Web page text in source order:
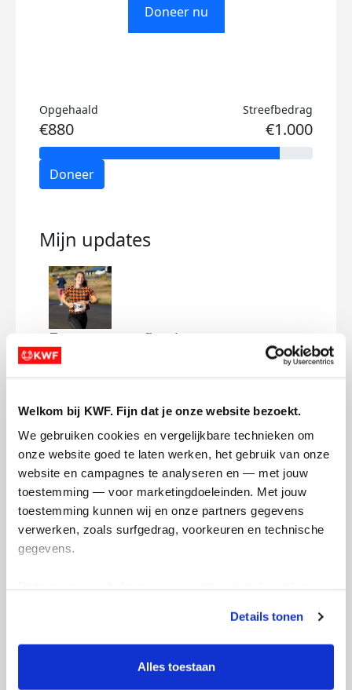
Welkom bij KWF. Fijn dat je onze website bezoekt.
We gebruiken cookies en vergelijkbare technieken om
onze website goed te laten werken, het gebruik van onze
website en campagnes te analyseren en — met jouw
toestemming — voor marketingdoeleinden. Met jouw
toestemming kunnen wij en onze partners gegevens
verwerken, zoals surfgedrag, voorkeuren en technische
gegevens.
tonen. Je kunt je toestemming op elk moment wijzigen of
intrekken via Cookie instellingen onderaan de pagina. De
lijst met cookies is te vinden in het tabblad “details”.
Details tonen
Alles toestaan
Doneer nu
Opgehaald
€880
Streefbedrag
€1.000
Doneer
Mijn updates
Eerste streefbedrag
gehaald
maandag 9 februari 2026
Ik had niet verwacht dat dit mogelijk zou
zijn, maar ik heb binnen een week mijn
streefbedrag van €750 gehaald (en
daarom nu opgehoogd naar €1000, want
hoe meer geld voor KWF hoe beter)! Wat
een toppers zijn jullie allemaal, super
bedankt iedereen die gedoneerd heeft en
voor jullie lieve aanmoedigingen! ❤️ Dit is
Mijn activiteiten volgen